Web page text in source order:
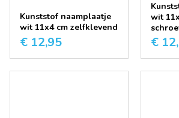
Kunststof naamplaatje
wit 11x4 cm zelfklevend
€ 12,95
wit
€